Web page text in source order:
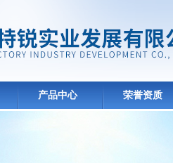
产品中心 荣誉资质